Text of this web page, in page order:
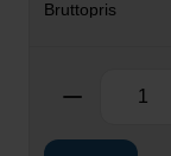
Ta bort